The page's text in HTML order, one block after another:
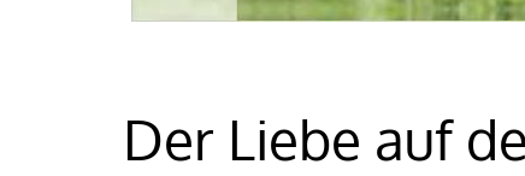
Der Liebe auf